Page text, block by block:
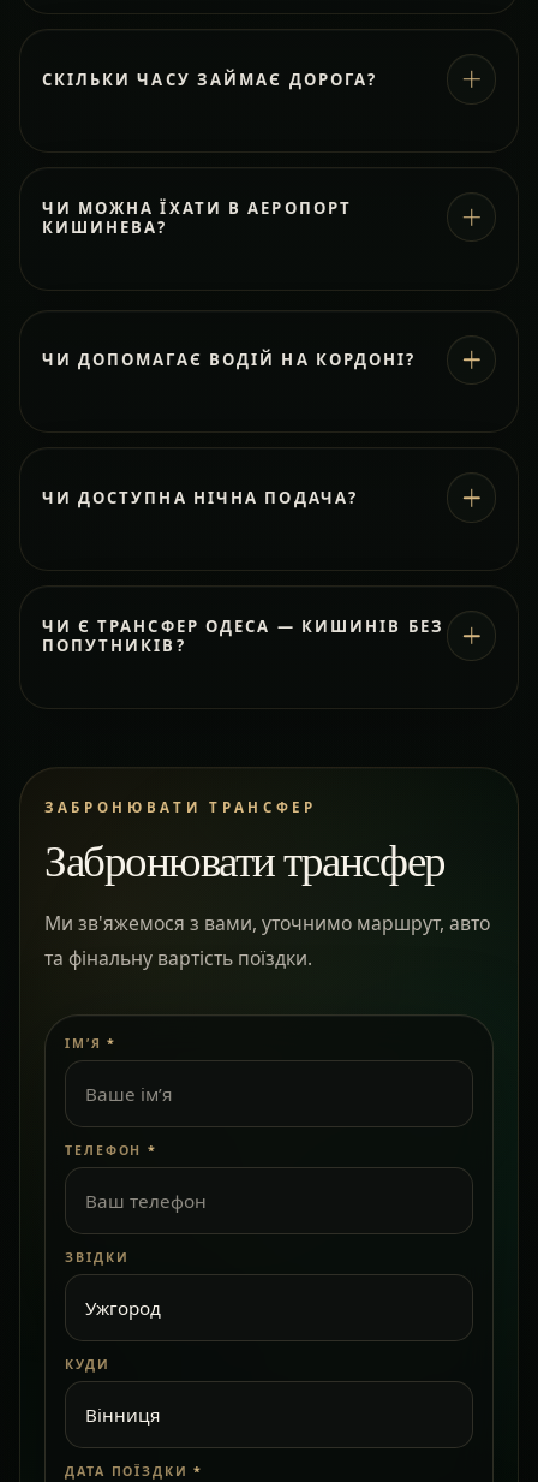
СКІЛЬКИ ЧАСУ ЗАЙМАЄ ДОРОГА?
ЧИ МОЖНА ЇХАТИ В АЕРОПОРТ
КИШИНЕВА?
ЧИ ДОПОМАГАЄ ВОДІЙ НА КОРДОНІ?
ЧИ ДОСТУПНА НІЧНА ПОДАЧА?
ЧИ Є ТРАНСФЕР ОДЕСА — КИШИНІВ БЕЗ
ПОПУТНИКІВ?
ЗАБРОНЮВАТИ ТРАНСФЕР
Забронювати трансфер
Ми зв'яжемося з вами, уточнимо маршрут, авто
та фінальну вартість поїздки.
ІМ’Я *
ТЕЛЕФОН *
ЗВІДКИ
КУДИ
ДАТА ПОЇЗДКИ *